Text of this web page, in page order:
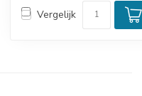
Vergelijk